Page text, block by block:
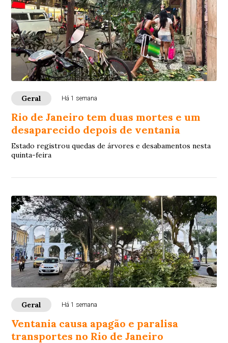
Geral Há 1 semana
Rio de Janeiro tem duas mortes e um
desaparecido depois de ventania
Estado registrou quedas de árvores e desabamentos nesta
quinta-feira
Geral Há 1 semana
Ventania causa apagão e paralisa
transportes no Rio de Janeiro